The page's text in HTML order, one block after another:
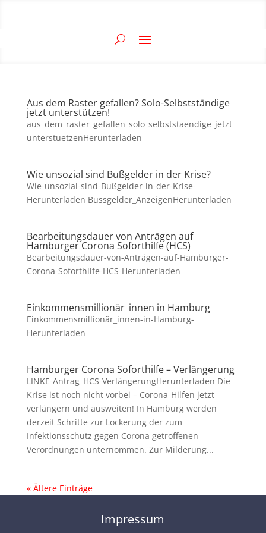
Aus dem Raster gefallen? Solo-Selbstständige
jetzt unterstützen!
aus_dem_raster_gefallen_solo_selbststaendige_jetzt_
unterstuetzenHerunterladen
Wie unsozial sind Bußgelder in der Krise?
Wie-unsozial-sind-Bußgelder-in-der-Krise-
Herunterladen Bussgelder_AnzeigenHerunterladen
Bearbeitungsdauer von Anträgen auf
Hamburger Corona Soforthilfe (HCS)
Bearbeitungsdauer-von-Anträgen-auf-Hamburger-
Corona-Soforthilfe-HCS-Herunterladen
Einkommensmillionär_innen in Hamburg
Einkommensmillionär_innen-in-Hamburg-
Herunterladen
Hamburger Corona Soforthilfe – Verlängerung
LINKE-Antrag_HCS-VerlängerungHerunterladen Die
Krise ist noch nicht vorbei – Corona-Hilfen jetzt
verlängern und ausweiten! In Hamburg werden
derzeit Schritte zur Lockerung der zum
Infektionsschutz gegen Corona getroffenen
Verordnungen unternommen. Zur Milderung...
« Ältere Einträge
Impressum